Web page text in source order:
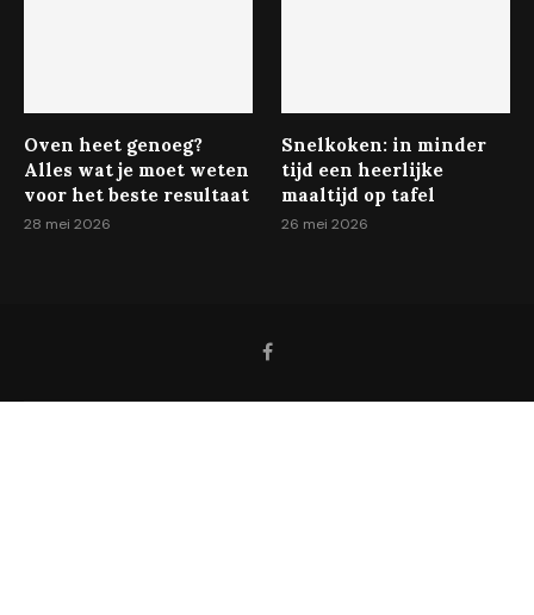
Oven heet genoeg?
Alles wat je moet weten
voor het beste resultaat
28 mei 2026
Snelkoken: in minder
tijd een heerlijke
maaltijd op tafel
26 mei 2026